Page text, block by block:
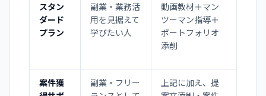
スタン
ダード
プラン
副業・業務活
用を見据えて
学びたい人
動画教材＋マン
ツーマン指導＋
ポートフォリオ
添削
案件獲
副業・フリー
上記に加え、提